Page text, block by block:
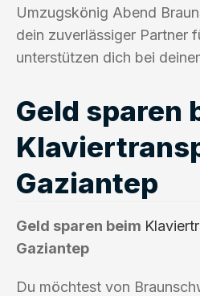
Umzugskönig Abend
dein zuverlässiger Partner
unterstützen dich bei
Geld sparen
Gaziantep
Geld sparen beim
Gaziantep
Du möchtest von